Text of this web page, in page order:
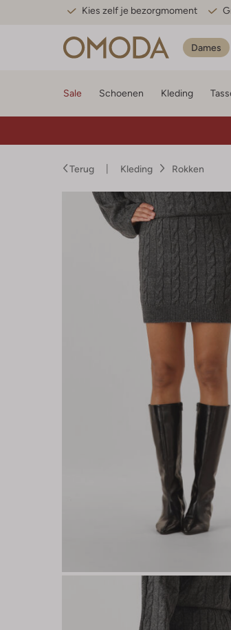
Kies zelf je bezorgmoment
Dames
Sale Schoenen Kleding
Terug Kleding Rokken